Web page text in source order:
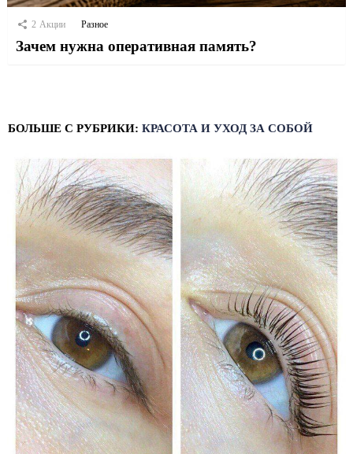
2 Акции Разное
Зачем нужна оперативная память?
БОЛЬШЕ С РУБРИКИ: КРАСОТА И УХОД ЗА СОБОЙ